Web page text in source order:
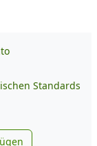
Standards